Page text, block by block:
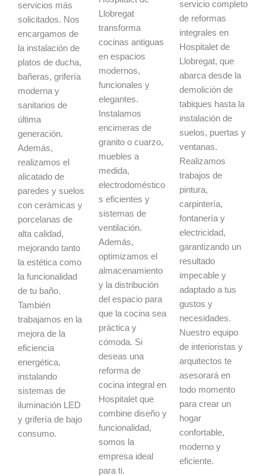
servicios más
solicitados. Nos
encargamos de
la instalación de
platos de ducha,
bañeras, grifería
moderna y
sanitarios de
última
generación.
Además,
realizamos el
alicatado de
paredes y suelos
con cerámicas y
porcelanas de
alta calidad,
mejorando tanto
la estética como
la funcionalidad
de tu baño.
También
trabajamos en la
mejora de la
eficiencia
energética,
instalando
sistemas de
iluminación LED
y grifería de bajo
consumo.
Llobregat
transforma
cocinas antiguas
en espacios
modernos,
funcionales y
elegantes.
Instalamos
encimeras de
granito o cuarzo,
muebles a
medida,
electrodoméstico
s eficientes y
sistemas de
ventilación.
Además,
optimizamos el
almacenamiento
y la distribución
del espacio para
que la cocina sea
práctica y
cómoda. Si
deseas una
reforma de
cocina integral en
Hospitalet que
combine diseño y
funcionalidad,
somos la
empresa ideal
para ti.
servicio completo
de reformas
integrales en
Hospitalet de
Llobregat, que
abarca desde la
demolición de
tabiques hasta la
instalación de
suelos, puertas y
ventanas.
Realizamos
trabajos de
pintura,
carpintería,
fontanería y
electricidad,
garantizando un
resultado
impecable y
adaptado a tus
gustos y
necesidades.
Nuestro equipo
de interioristas y
arquitectos te
asesorará en
todo momento
para crear un
hogar
confortable,
moderno y
eficiente.